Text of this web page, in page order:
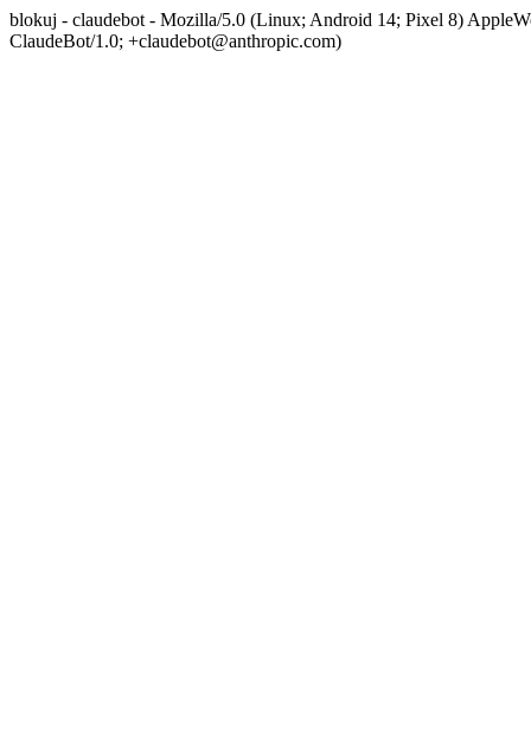
blokuj - claudebot - Mozilla/5.0 (Linux; Android 14; Pixel 8)
ClaudeBot/1.0; +claudebot@anthropic.com)